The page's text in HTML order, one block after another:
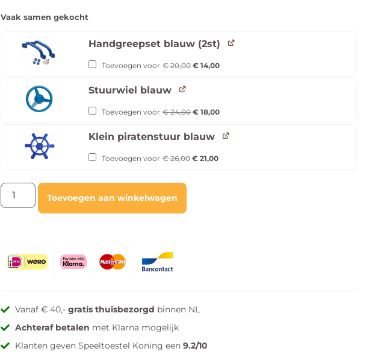
Vaak samen gekocht
Handgreepset blauw (2st)
Toevoegen voor €20,00 € 14,00
Stuurwiel blauw
Toevoegen voor €24,00 € 18,00
Klein piratenstuur blauw
Toevoegen voor €26,00 € 21,00
Toevoegen aan winkelwagen
Vanaf € 40,- gratis thuisbezorgd binnen NL
Achteraf betalen met Klarna mogelijk
Klanten geven Speeltoestel Koning een 9.2/10